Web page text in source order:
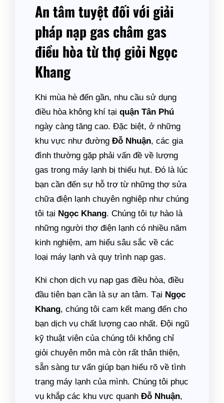
An tâm tuyệt đối với giải
pháp nạp gas châm gas
điều hòa từ thợ giỏi Ngọc
Khang
Khi mùa hè đến gần, nhu cầu sử dụng
điều hòa không khí tại quận Tân Phú
ngày càng tăng cao. Đặc biệt, ở những
khu vực như đường Đỗ Nhuận, các gia
đình thường gặp phải vấn đề về lượng
gas trong máy lạnh bị thiếu hụt. Đó là lúc
bạn cần đến sự hỗ trợ từ những thợ sửa
chữa điện lạnh chuyên nghiệp như chúng
tôi tại Ngọc Khang. Chúng tôi tự hào là
những người thợ điện lạnh có nhiều năm
kinh nghiệm, am hiểu sâu sắc về các
loại máy lạnh và quy trình nạp gas.
Khi chọn dịch vụ nạp gas điều hòa, điều
đầu tiên bạn cần là sự an tâm. Tại Ngọc
Khang, chúng tôi cam kết mang đến cho
bạn dịch vụ chất lượng cao nhất. Đội ngũ
kỹ thuật viên của chúng tôi không chỉ
giỏi chuyên môn mà còn rất thân thiện,
sẵn sàng tư vấn giúp bạn hiểu rõ về tình
trạng máy lạnh của mình. Chúng tôi phục
vụ khắp các khu vực quanh Đỗ Nhuận,